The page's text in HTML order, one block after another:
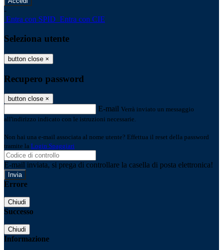
-
Entra con SPID Entra con CIE
Seleziona utente
button close ×
Recupero password
button close ×
E-mail Verrà inviato un messaggio
all'indirizzo indicato con le istruzioni necessarie.
Non hai una e-mail associata al nome utente? Effettua il reset della password
tramite la Login Spaggiari
E-mail inviata, si prega di controllare la casella di posta elettronica!
Errore
Chiudi
Successo
Chiudi
Informazione